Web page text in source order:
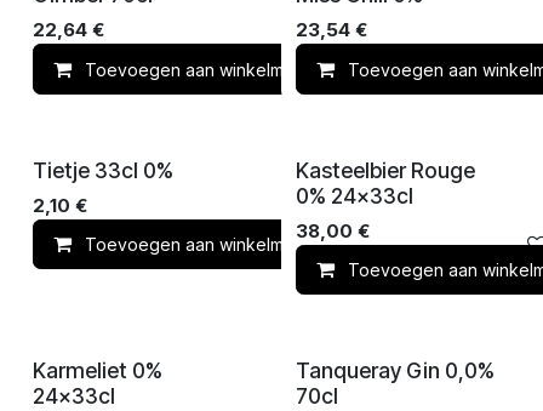
22,64 €
Toevoegen aan winkelmandje
23,54€
Toevoegen aan
Tietje 33cl 0%
2,10 €
Toevoegen aan winkelmandje Vergelijken
Kasteelbier Rouge
0% 24x33cl
38,00 €
Toevoegen aan
Karmeliet 0%
24x33cl
Tanqueray Gin 0,0%
70cl